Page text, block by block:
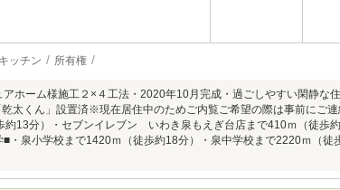
ッチン 所有権
アホーム様施工２×４工法・2020年10月完成・過ごしやすい閑静
乾太くん」設置済※現在居住中のためご内覧ご希望の際は事前に
約13分）・セブンイレブン いわき泉もえぎ台店まで410ｍ（徒
■・泉小学校まで1420ｍ（徒歩約18分）・泉中学校まで2220ｍ（